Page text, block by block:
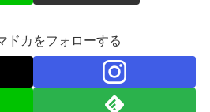
ドカをフォローする